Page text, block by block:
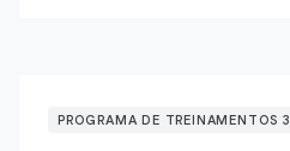
PROGRAMA DE TREINAMENTOS 3